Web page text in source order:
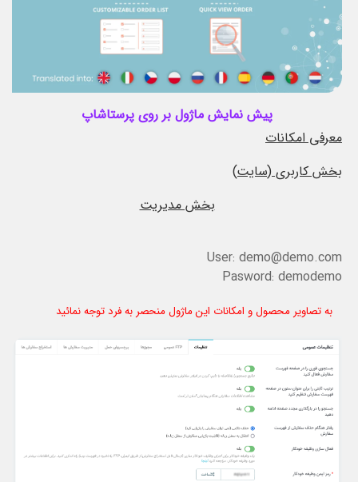
پیش نمایش ماژول بر روی پرستاشاپ
معرفی امکانات
بخش کاربری (سایت)
بخش مدیریت
User: demo@demo.com
Pasword: demodemo
به تصاویر محصول و امکانات این ماژول منحصر به فرد توجه نمائید